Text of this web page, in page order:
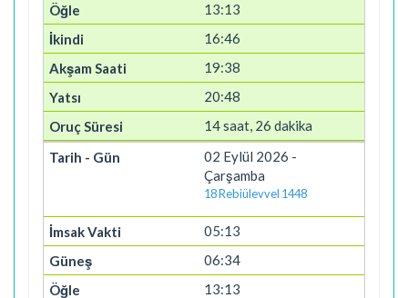
13:13
16:46
19:38
20:48
14 saat, 26 dakika
02 Eylül 2026 -
Çarşamba
18 Rebiülevvel 1448
05:13
06:34
13:13